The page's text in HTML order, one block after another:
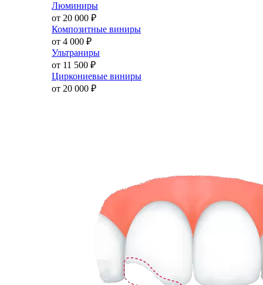
Люминиры
от 20 000 ₽
Композитные виниры
от 4 000 ₽
Ультраниры
от 11 500 ₽
Циркониевые виниры
от 20 000 ₽